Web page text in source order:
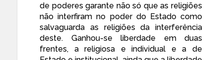
de poderes garante não só que as religiões
não interfiram no poder do Estado como
salvaguarda as religiões da interferência
deste. Ganhou-se liberdade em duas
frentes, a religiosa e individual e a de